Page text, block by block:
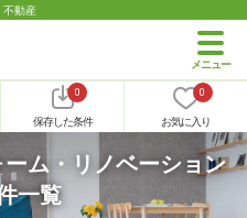
不動産
0
保存した条件
0
お気に入り
ム・リノベーション
一覧